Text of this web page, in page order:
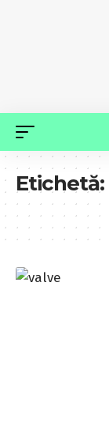
Etichetă: